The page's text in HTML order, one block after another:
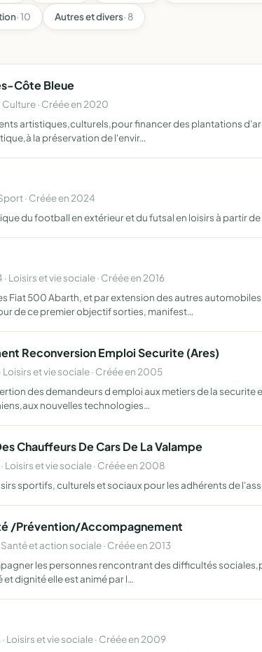
· 10 Autres et divers· 8
Côte Bleue
Culture · Créée en 2020
artistiques,culturels,pour financer des plantations
la préservation de l'envir…
· Créée en 2024
du football en extérieur et du futsal en loisirs à partir
Loisirs et vie sociale · Créée en 2016
Fiat 500 Abarth, et par extension des autres
de ce premier objectif sorties, manifest…
Reconversion Emploi Securite (Ares)
Loisirs et vie sociale · Créée en 2005
des demandeurs d emploi aux metiers de la
nouvelles technologies…
Chauffeurs De Cars De La Valampe
Loisirs et vie sociale · Créée en 2008
sportifs, culturels et sociaux pour les adhérents de
/Prévention/Accompagnement
Santé et action sociale · Créée en 2013
les personnes rencontrant des difficultés
dignité elle est animé par l…
Loisirs et vie sociale · Créée en 2009